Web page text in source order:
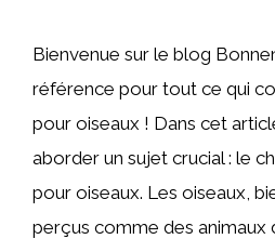
Bienvenue sur le blog
référence pour tout ce qui
pour oiseaux ! Dans cet
aborder un sujet crucial : le
pour oiseaux. Les oiseaux,
perçus comme des animaux